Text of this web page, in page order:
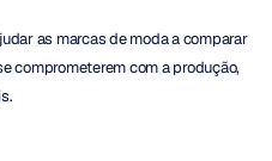
as marcas de moda a comparar
comprometerem com a produção,